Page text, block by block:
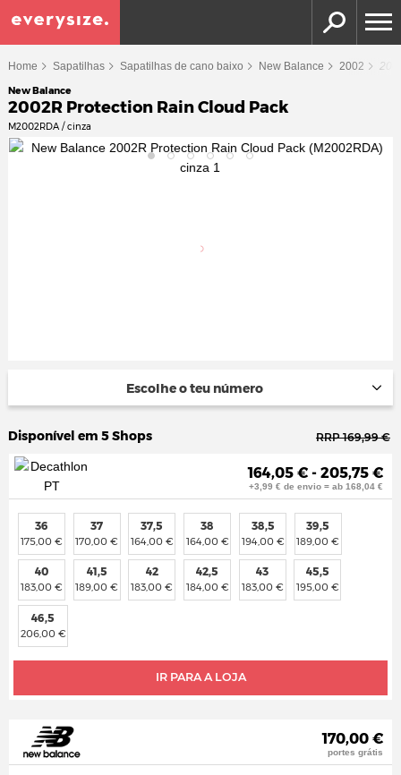
Home Sapatilhas Sapatilhas de cano baixo New Balance 2002
New Balance
2002R Protection Rain Cloud Pack
M2002RDA / cinza
Escolhe o teu número
Disponível em 5 Shops RRP 169,99 €
164,05 € - 205,75 €
+3,99 € de envio = ab 168,04 €
IR PARA A LOJA
36
175,00 €
37
170,00 €
37,5
164,00 €
38
164,00 €
38,5
194,00 €
39,5
189,00 €
40
183,00 €
41,5
189,00 €
42
183,00 €
42,5
184,00 €
43
183,00 €
45,5
195,00 €
46,5
206,00 €
170,00 €
portes grátis